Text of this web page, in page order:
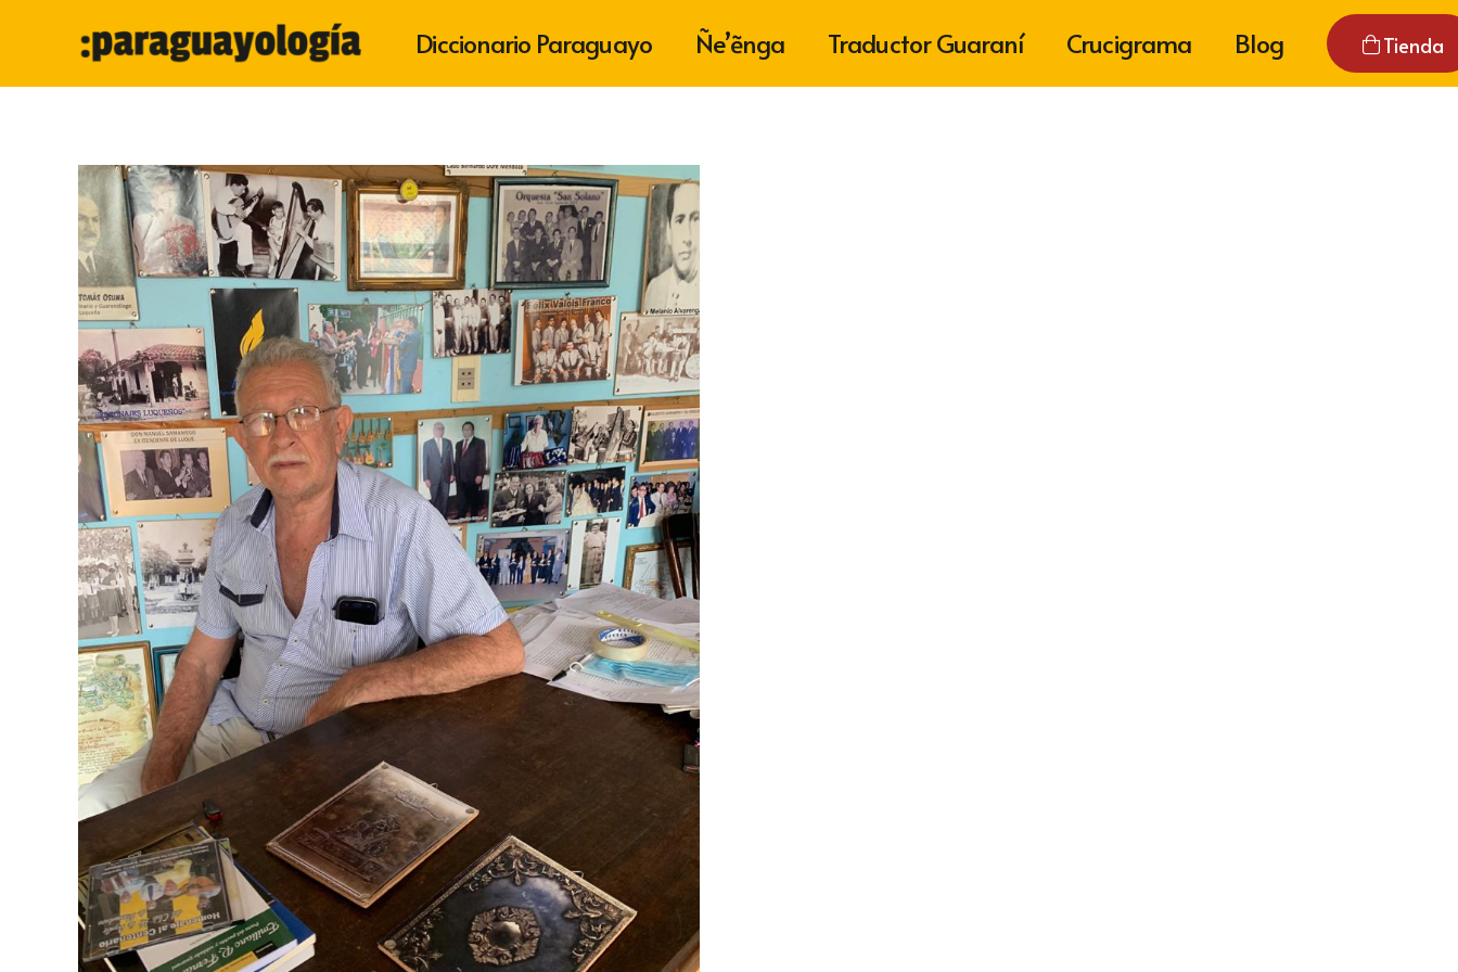
Diccionario Paraguayo Ñe’ẽnga Traductor Guaraní Crucigrama Blog Tienda